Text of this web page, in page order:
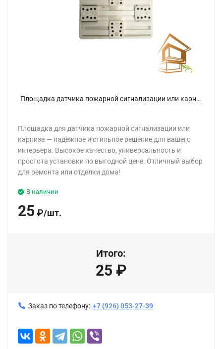
Площадка датчика пожарной сигнализации или карниза
Площадка для датчика пожарной сигнализации или
карниза — надёжное и стильное решение для вашего
интерьера. Высокое качество, универсальность и
простота установки по выгодной цене. Отличный выбор
для ремонта или отделки дома!
В наличии
25 ₽/шт.
Итого:
25 ₽
Заказ по телефону: +7 (926) 053-27-39